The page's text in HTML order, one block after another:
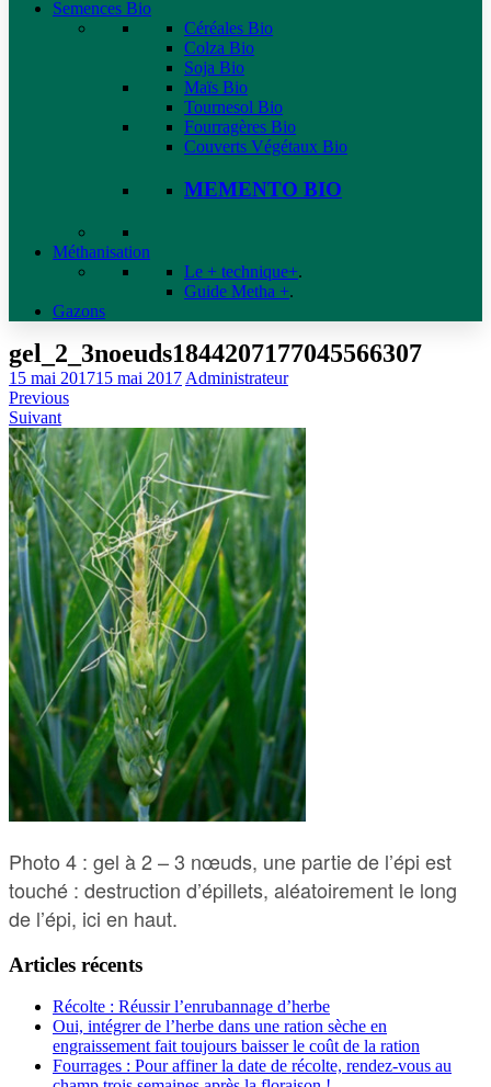
Semences Bio
Céréales Bio
Colza Bio
Soja Bio
Maïs Bio
Tournesol Bio
Fourragères Bio
Couverts Végétaux Bio
MEMENTO BIO
Méthanisation
Le + technique+.
Guide Metha +.
Gazons
gel_2_3noeuds1844207177045566307
15 mai 201715 mai 2017 Administrateur
Previous
Suivant
Photo 4 : gel à 2 – 3 nœuds, une partie de l’épi est
touché : destruction d’épillets, aléatoirement le long
de l’épi, ici en haut.
Articles récents
Récolte : Réussir l’enrubannage d’herbe
Oui, intégrer de l’herbe dans une ration sèche en
engraissement fait toujours baisser le coût de la ration
Fourrages : Pour affiner la date de récolte, rendez-vous au